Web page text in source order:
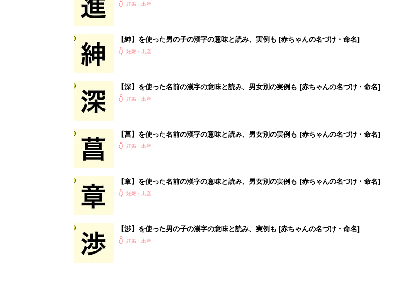
妊娠・出産
【紳】を使った男の子の漢字の意味と読み、実例も [赤ちゃんの名づけ・命名]
妊娠・出産
【深】を使った名前の漢字の意味と読み、男女別の実例も [赤ちゃんの名づけ・命名]
妊娠・出産
【菖】を使った名前の漢字の意味と読み、男女別の実例も [赤ちゃんの名づけ・命名]
妊娠・出産
【章】を使った名前の漢字の意味と読み、男女別の実例も [赤ちゃんの名づけ・命名]
妊娠・出産
【渉】を使った男の子の漢字の意味と読み、実例も [赤ちゃんの名づけ・命名]
妊娠・出産